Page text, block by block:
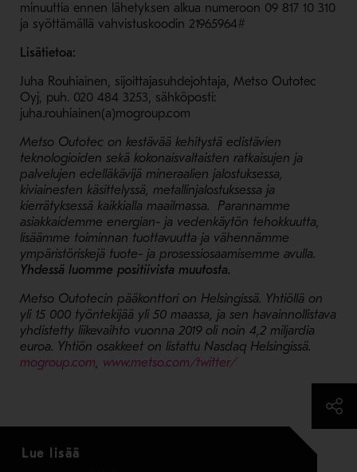
minuuttia ennen lähetyksen alkua numeroon 09 817 10 310
ja syöttämällä vahvistuskoodin 21965964#
Lisätietoa:
Juha Rouhiainen, sijoittajasuhdejohtaja, Metso Outotec
Oyj, puh. 020 484 3253, sähköposti:
juha.rouhiainen(a)mogroup.com
Metso Outotec on kestävää kehitystä edistävien
teknologioiden sekä kokonaisvaltaisten ratkaisujen ja
palvelujen edelläkävijä mineraalien jalostuksessa,
kiviainesten käsittelyssä, metallinjalostuksessa ja
kierrätyksessä kaikkialla maailmassa. Parannamme
asiakkaidemme energian- ja vedenkäytön tehokkuutta,
lisäämme toiminnan tuottavuutta ja vähennämme
ympäristöriskejä tuote- ja prosessiosaamisemme avulla.
Yhdessä luomme positiivista muutosta.
Metso Outotecin pääkonttori on Helsingissä. Yhtiöllä on
yli 15 000 työntekijää yli 50 maassa, ja sen havainnollistava
yhdistetty liikevaihto vuonna 2019 oli noin 4,2 miljardia
euroa. Yhtiön osakkeet on listattu Nasdaq Helsingissä.
mogroup.com- Avaa uudessa ikkunassa
, www.metso.com/twitter/- Avaa uudessa
Lue lisää